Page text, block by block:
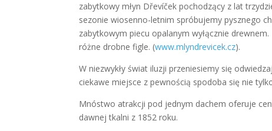
zabytkowy młyn Dřevíček pochodzący z lat
sezonie wiosenno-letnim spróbujemy pysznego
zabytkowym piecu opalanym wyłącznie
różne drobne figle. (www.mlyndrevicek.cz).
W niezwykły świat iluzji przeniesiemy się
ciekawe miejsce z pewnością spodoba się nie
Mnóstwo atrakcji pod jednym dachem oferuje
dawnej tkalni z 1852 roku.